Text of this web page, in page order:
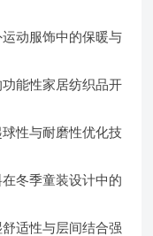
动服饰中的保暖与
能性家居纺织品开
性与耐磨性优化技
冬季童装设计中的
适性与层间结合强